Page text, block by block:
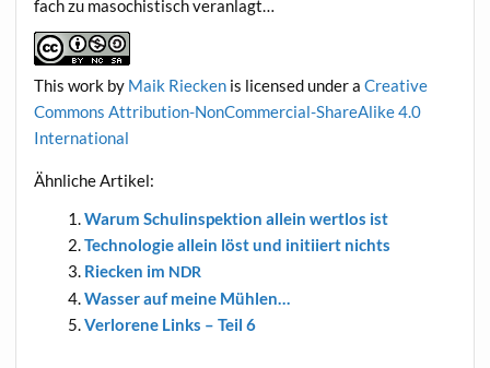
fach zu maso­chis­tisch veranlagt…
This work by Maik Riecken is licen­sed under aCrea­ti­ve
Com­mons Attri­bu­ti­on-Non­Com­mer­cial-ShareA­li­ke 4.0
International
Ähn­li­che Artikel:
War­um Schul­in­spek­ti­on allein wert­los ist
Tech­no­lo­gie allein löst und initi­iert nichts
Riecken im NDR
Was­ser auf mei­ne Mühlen…
Ver­lo­re­ne Links – Teil 6